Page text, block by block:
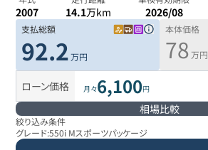
2007 14.1万km 2026/08
支払総額
92.2 万円
本体価格
78 万円
ローン価格 月々6,100円
相場比較
絞り込み条件
グレード:550i Mスポーツパッケージ